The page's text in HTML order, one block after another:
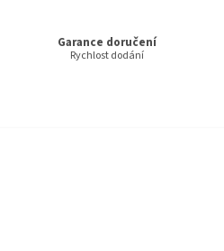
Garance doručení
Rychlost dodání